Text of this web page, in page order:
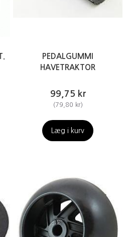
PEDALGUMMI
HAVETRAKTOR
99,75 kr
(79,80 kr)
Læg i kurv